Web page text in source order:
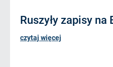
Ruszyły zapisy na
czytaj więcej